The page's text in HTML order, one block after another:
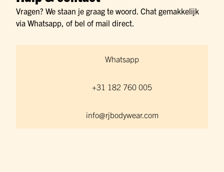
Vragen? We staan je graag te woord. Chat gemakkelijk
via Whatsapp, of bel of mail direct.
Whatsapp
+31 182 760 005
info@rjbodywear.com